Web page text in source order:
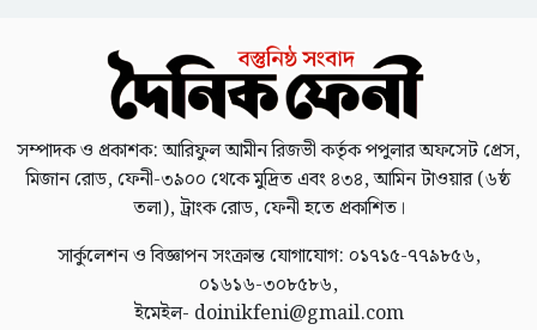
সম্পাদক ও প্রকাশক: আরিফুল আমীন রিজভী কর্তৃক পপুলার অফসেট প্রেস,
মিজান রোড, ফেনী-৩৯০০ থেকে মুদ্রিত এবং ৪৩৪, আমিন টাওয়ার (৬ষ্ঠ
তলা), ট্রাংক রোড, ফেনী হতে প্রকাশিত।
সার্কুলেশন ও বিজ্ঞাপন সংক্রান্ত যোগাযোগ: ০১৭১৫-৭৭৯৮৫৬,
০১৬১৬-৩০৮৫৮৬,
ইমেইল- doinikfeni@gmail.com